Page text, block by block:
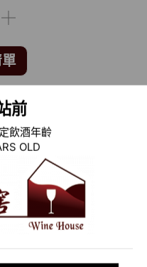
前
飲酒年齡
OLD
世界葡萄酒